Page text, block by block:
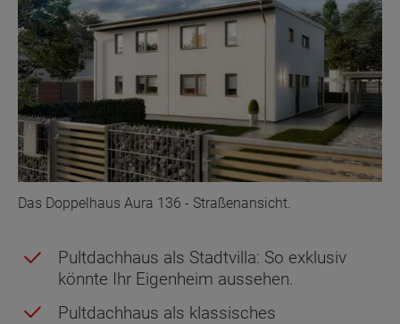
Das Doppelhaus Aura 136 - Straßenansicht.
Pultdachhaus als Stadtvilla: So exklusiv
könnte Ihr Eigenheim aussehen.
Pultdachhaus als klassisches